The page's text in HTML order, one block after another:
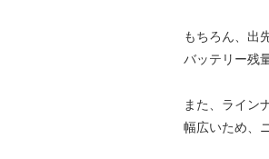
もちろん、出
バッテリー残
また、ライン
幅広いため、